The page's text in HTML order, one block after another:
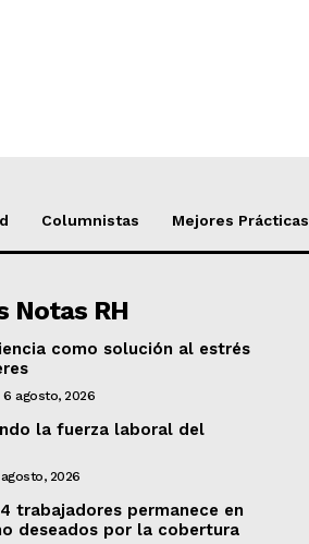
Columnistas Mejores Prácticas
Notas RH
como solución al estrés
6 agosto, 2026
la fuerza laboral del
2026
trabajadores permanece en
deseados por la cobertura